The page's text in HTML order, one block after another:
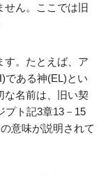
せん。ここでは旧
す。たとえば、ア
である神(EL)とい
な名前は、旧い契
プト記3章13－15
意味が説明されて